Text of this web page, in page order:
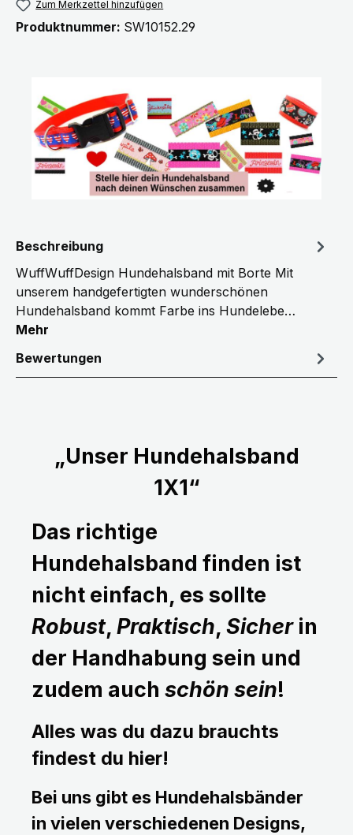
Zum Merkzettel hinzufügen
Produktnummer: SW10152.29
Beschreibung
WuffWuffDesign Hundehalsband mit Borte Mit
unserem handgefertigten wunderschönen
Hundehalsband kommt Farbe ins Hundelebe…
Mehr
Bewertungen
„Unser Hundehalsband
1X1“
Das richtige
Hundehalsband finden ist
nicht einfach, es sollte
Robust, Praktisch, Sicherin
der Handhabung sein und
zudem auch schön sein!
Alles was du dazu brauchts
findest du hier!
Bei uns gibt es Hundehalsbänder
in vielen verschiedenen Designs,